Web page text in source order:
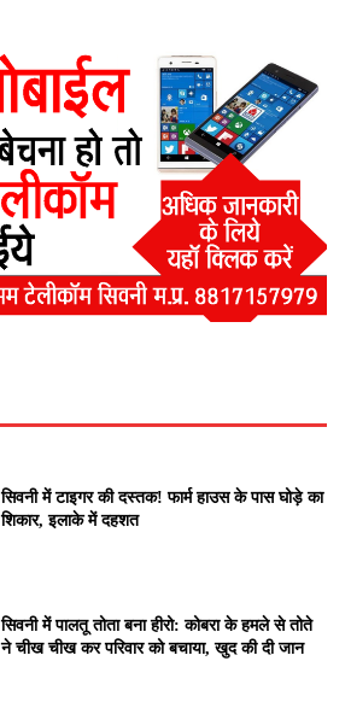
सिवनी में टाइगर की दस्तक! फार्म हाउस के पास घोड़े का
शिकार, इलाके में दहशत
सिवनी में पालतू तोता बना हीरो: कोबरा के हमले से तोते
ने चीख चीख कर परिवार को बचाया, खुद की दी जान